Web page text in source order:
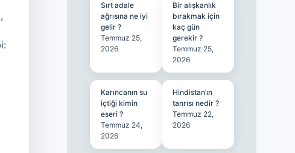
Sırt adale
ağrısına ne iyi
gelir ?
Temmuz 25,
2026
Bir alışkanlık
bırakmak için
kaç gün
gerekir ?
Temmuz 25,
2026
Karıncanın su
içtiği kimin
eseri ?
Temmuz 24,
2026
Hindistan’ın
tanrısı nedir ?
Temmuz 22,
2026